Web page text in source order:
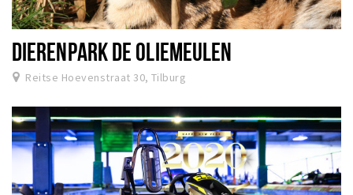
DIERENPARK DE OLIEMEULEN
Reitse Hoevenstraat 30, Tilburg